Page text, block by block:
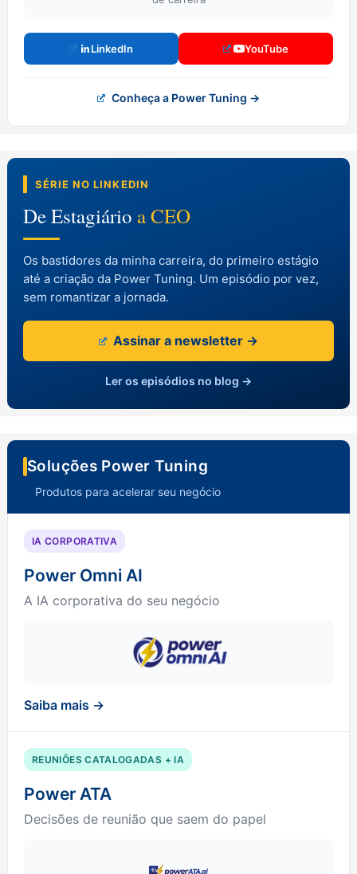
LinkedIn YouTube
Conheça a Power Tuning →
SÉRIE NO LINKEDIN
De Estagiário a CEO
Os bastidores da minha carreira, do primeiro estágio
até a criação da Power Tuning. Um episódio por vez,
sem romantizar a jornada.
Assinar a newsletter →
Ler os episódios no blog →
Soluções Power Tuning
Produtos para acelerar seu negócio
IA CORPORATIVA
Power Omni AI
A IA corporativa do seu negócio
Saiba mais →
REUNIÕES CATALOGADAS + IA
Power ATA
Decisões de reunião que saem do papel